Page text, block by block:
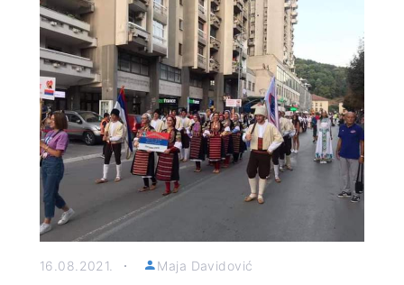
16.08.2021. Maja Davidović